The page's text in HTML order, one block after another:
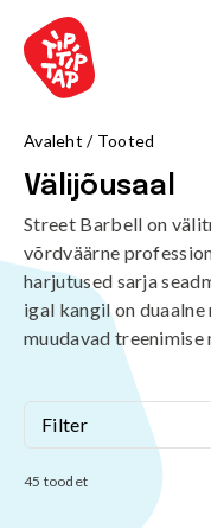
Avaleht / Tooted
Välijõusaal
Street Barbell on
võrdväärne
harjutused sarja
igal kangil on duaalne
muudavad treenimise
Filter
Filter
45 toodet